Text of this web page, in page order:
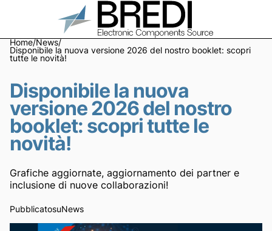
Home/News/
Disponibile la nuova versione 2026 del nostro booklet: scopri
tutte le novità!
Disponibile la nuova
versione 2026 del nostro
booklet: scopri tutte le
novità!
Grafiche aggiornate, aggiornamento dei partner e
inclusione di nuove collaborazioni!
PubblicatosuNews